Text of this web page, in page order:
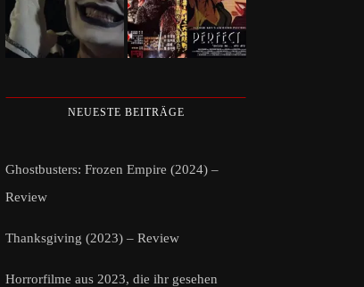
NEUESTE BEITRÄGE
Ghostbusters: Frozen Empire (2024) –
Review
Thanksgiving (2023) – Review
Horrorfilme aus 2023, die ihr gesehen